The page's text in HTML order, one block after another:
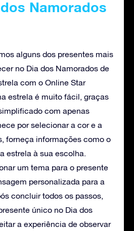
Namorados
alguns dos presentes mais
no Dia dos Namorados de
com o Online Star
estrela é muito fácil, graças
com apenas
por selecionar a cor e a
forneça informações como o
estrela à sua escolha.
um tema para o presente
personalizada para a
concluir todos os passos,
único no Dia dos
a experiência de observar